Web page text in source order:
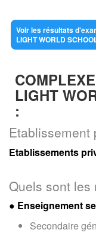
Voir les résultats
LIGHT WORLD
LIGHT
:
Etablissement
Etablissements
Quels sont les
● Enseignement
Secondaire